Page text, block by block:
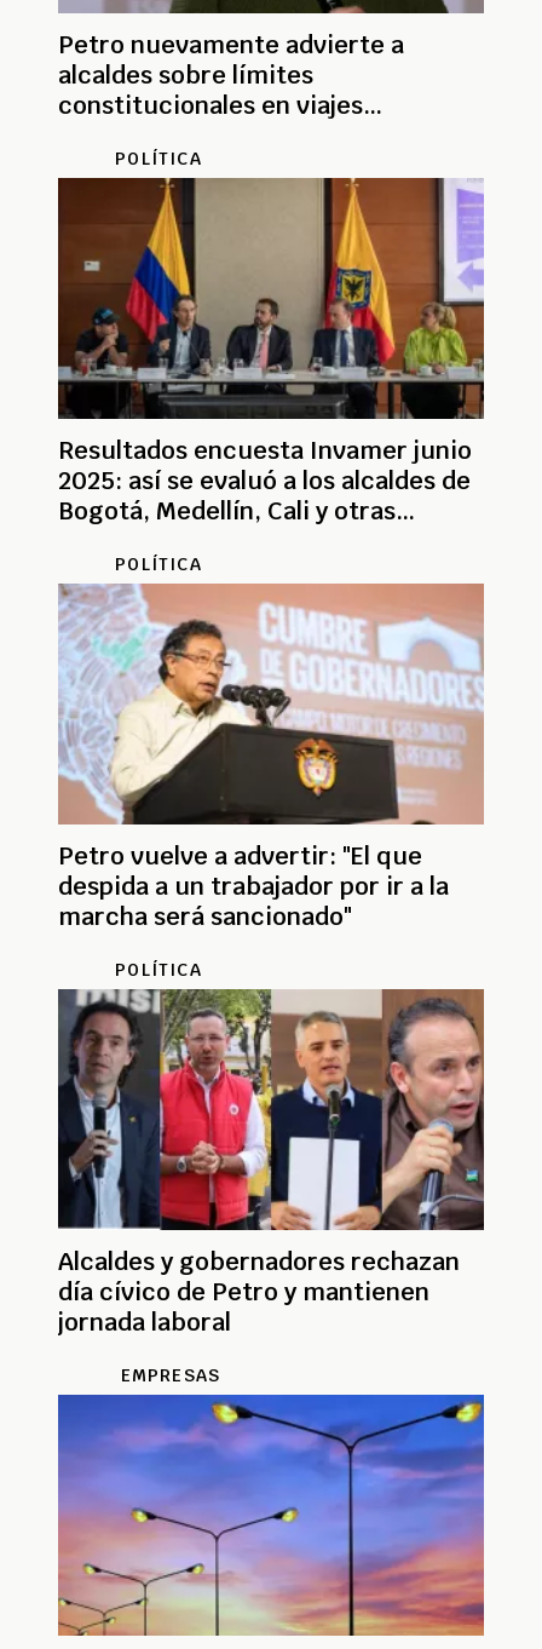
Petro nuevamente advierte a
alcaldes sobre límites
constitucionales en viajes
POLÍTICA
Resultados encuesta Invamer junio
2025: así se evaluó a los alcaldes de
Bogotá, Medellín, Cali y otras
POLÍTICA
Petro vuelve a advertir: "El que
despida a un trabajador por ir a la
marcha será sancionado"
POLÍTICA
Alcaldes y gobernadores rechazan
día cívico de Petro y mantienen
jornada laboral
EMPRESAS